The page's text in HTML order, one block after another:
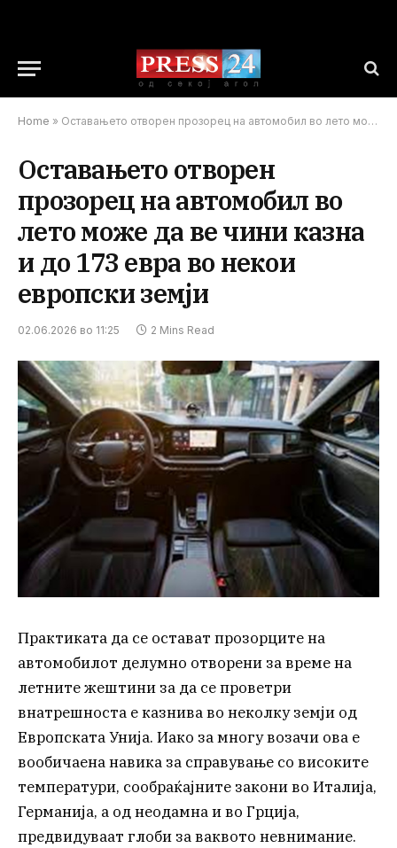
Home » Оставањето отворен прозорец на автомобил во лето може да ве чини казна и до 173 евра во некои европски земји
Оставањето отворен
прозорец на автомобил во
лето може да ве чини казна
и до 173 евра во некои
европски земји
02.06.2026 во 11:25 2 Mins Read
Практиката да се остават прозорците на
автомобилот делумно отворени за време на
летните жештини за да се проветри
внатрешноста е казнива во неколку земји од
Европската Унија. Иако за многу возачи ова е
вообичаена навика за справување со високите
температури, сообраќајните закони во Италија,
Германија, а од неодамна и во Грција,
предвидуваат глоби за ваквото невнимание.